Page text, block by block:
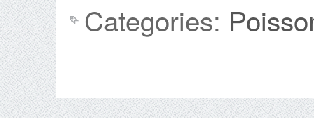
Categories: